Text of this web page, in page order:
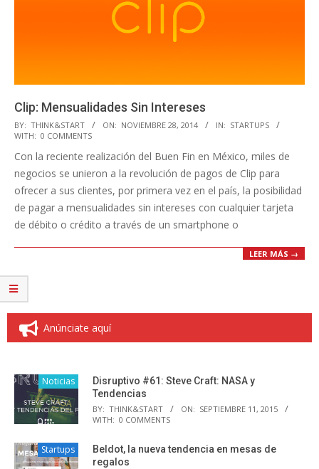
Clip: Mensualidades Sin Intereses
2014-
11-
28
BY: THINK&START ON: NOVIEMBRE 28, 2014 IN: STARTUPS
WITH: 0 COMMENTS
Con la reciente realización del Buen Fin en México, miles de
negocios se unieron a la revolución de pagos de Clip para
ofrecer a sus clientes, por primera vez en el país, la posibilidad
de pagar a mensualidades sin intereses con cualquier tarjeta
de débito o crédito a través de un smartphone o
LEER MÁS →
Anúnciate aquí
Noticias
Disruptivo #61: Steve Craft: NASA y
Tendencias
BY: THINK&START ON: SEPTIEMBRE 11, 2015
WITH: 0 COMMENTS
Startups
Beldot, la nueva tendencia en mesas de
regalos